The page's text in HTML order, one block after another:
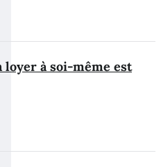
loyer à soi-même est